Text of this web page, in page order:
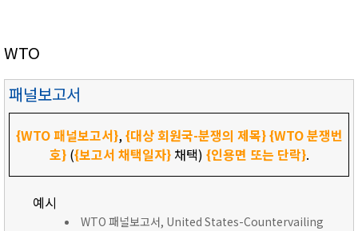
WTO
패널보고서
{WTO 패널보고서},{대상 회원국-분쟁의 제목}{WTO 분쟁번
호}({보고서 채택일자}채택) {인용면 또는 단락}.
예시
WTO 패널보고서, United States-Countervailing